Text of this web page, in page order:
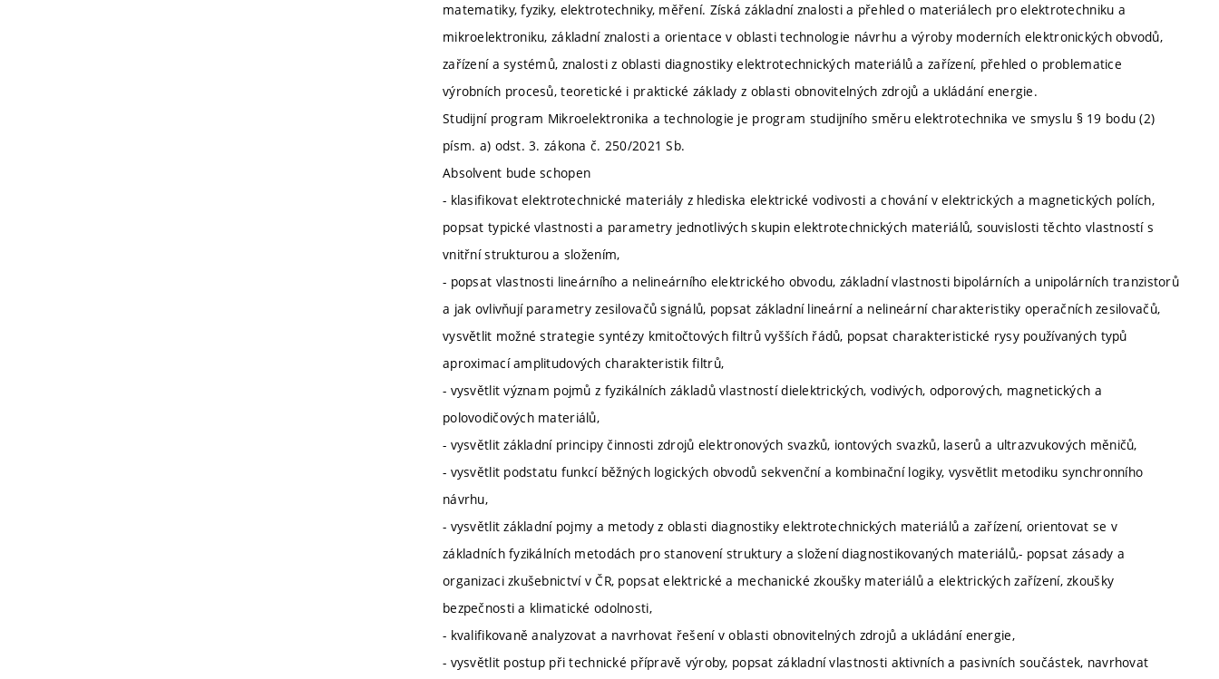
matematiky, fyziky, elektrotechniky, měření. Získá základní znalosti a přehled o materiálech pro elektrotechniku a
mikroelektroniku, základní znalosti a orientace v oblasti technologie návrhu a výroby moderních elektronických obvodů,
zařízení a systémů, znalosti z oblasti diagnostiky elektrotechnických materiálů a zařízení, přehled o problematice
výrobních procesů, teoretické i praktické základy z oblasti obnovitelných zdrojů a ukládání energie.
Studijní program Mikroelektronika a technologie je program studijního směru elektrotechnika ve smyslu § 19 bodu (2)
písm. a) odst. 3. zákona č. 250/2021 Sb.
Absolvent bude schopen
- klasifikovat elektrotechnické materiály z hlediska elektrické vodivosti a chování v elektrických a magnetických polích,
popsat typické vlastnosti a parametry jednotlivých skupin elektrotechnických materiálů, souvislosti těchto vlastností s
vnitřní strukturou a složením,
- popsat vlastnosti lineárního a nelineárního elektrického obvodu, základní vlastnosti bipolárních a unipolárních tranzistorů
a jak ovlivňují parametry zesilovačů signálů, popsat základní lineární a nelineární charakteristiky operačních zesilovačů,
vysvětlit možné strategie syntézy kmitočtových filtrů vyšších řádů, popsat charakteristické rysy používaných typů
aproximací amplitudových charakteristik filtrů,
- vysvětlit význam pojmů z fyzikálních základů vlastností dielektrických, vodivých, odporových, magnetických a
polovodičových materiálů,
- vysvětlit základní principy činnosti zdrojů elektronových svazků, iontových svazků, laserů a ultrazvukových měničů,
- vysvětlit podstatu funkcí běžných logických obvodů sekvenční a kombinační logiky, vysvětlit metodiku synchronního
návrhu,
- vysvětlit základní pojmy a metody z oblasti diagnostiky elektrotechnických materiálů a zařízení, orientovat se v
základních fyzikálních metodách pro stanovení struktury a složení diagnostikovaných materiálů,- popsat zásady a
organizaci zkušebnictví v ČR, popsat elektrické a mechanické zkoušky materiálů a elektrických zařízení, zkoušky
bezpečnosti a klimatické odolnosti,
- kvalifikovaně analyzovat a navrhovat řešení v oblasti obnovitelných zdrojů a ukládání energie,
- vysvětlit postup při technické přípravě výroby, popsat základní vlastnosti aktivních a pasivních součástek, navrhovat